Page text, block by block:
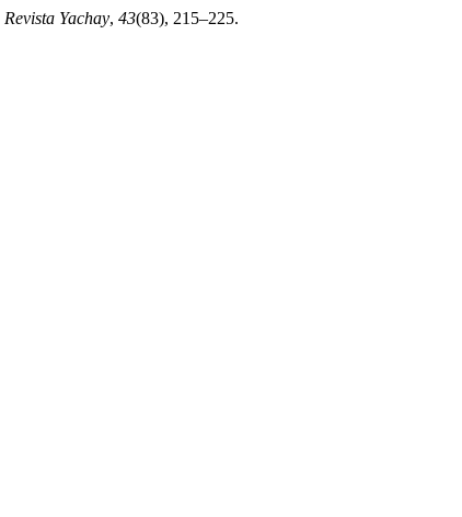
Revista Yachay, 43(83), 215–225.